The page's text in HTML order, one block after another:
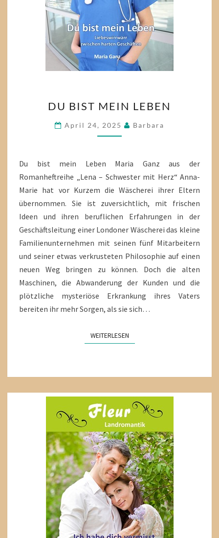
BIST
MEIN
LEBEN
DU BIST MEIN LEBEN
April 24, 2025 Barbara
Du bist mein Leben Maria Ganz aus der
Romanheftreihe „Lena – Schwester mit Herz“ Anna-
Marie hat vor Kurzem die Wäscherei ihrer Eltern
übernommen. Sie ist zuversichtlich, mit frischen
Ideen und ihren beruflichen Erfahrungen in der
Geschäftsleitung einer Londoner Wäscherei das kleine
Familienunternehmen mit seinen fünf Mitarbeitern
und seiner etwas verkrusteten Philosophie auf einen
neuen Weg bringen zu können. Doch die alten
Maschinen, die Abwanderung der Kunden und die
plötzliche mysteriöse Erkrankung ihres Vaters
bereiten ihr mehr Sorgen, als sie sich…
WEITERLESENWEITERLESEN